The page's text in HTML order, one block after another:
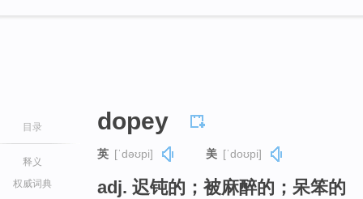
目录
释义
权威词典
dopey
英 [ˈdəʊpi] 美 [ˈdoʊpi]
adj. 迟钝的；被麻醉的；呆笨的